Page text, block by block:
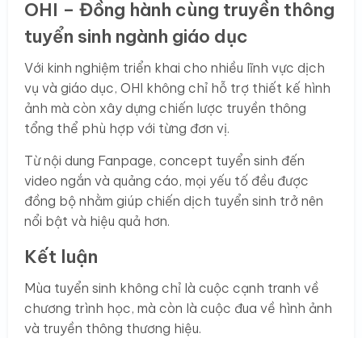
OHI – Đồng hành cùng truyền thông
tuyển sinh ngành giáo dục
Với kinh nghiệm triển khai cho nhiều lĩnh vực dịch
vụ và giáo dục, OHI không chỉ hỗ trợ thiết kế hình
ảnh mà còn xây dựng chiến lược truyền thông
tổng thể phù hợp với từng đơn vị.
Từ nội dung Fanpage, concept tuyển sinh đến
video ngắn và quảng cáo, mọi yếu tố đều được
đồng bộ nhằm giúp chiến dịch tuyển sinh trở nên
nổi bật và hiệu quả hơn.
Kết luận
Mùa tuyển sinh không chỉ là cuộc cạnh tranh về
chương trình học, mà còn là cuộc đua về hình ảnh
và truyền thông thương hiệu.